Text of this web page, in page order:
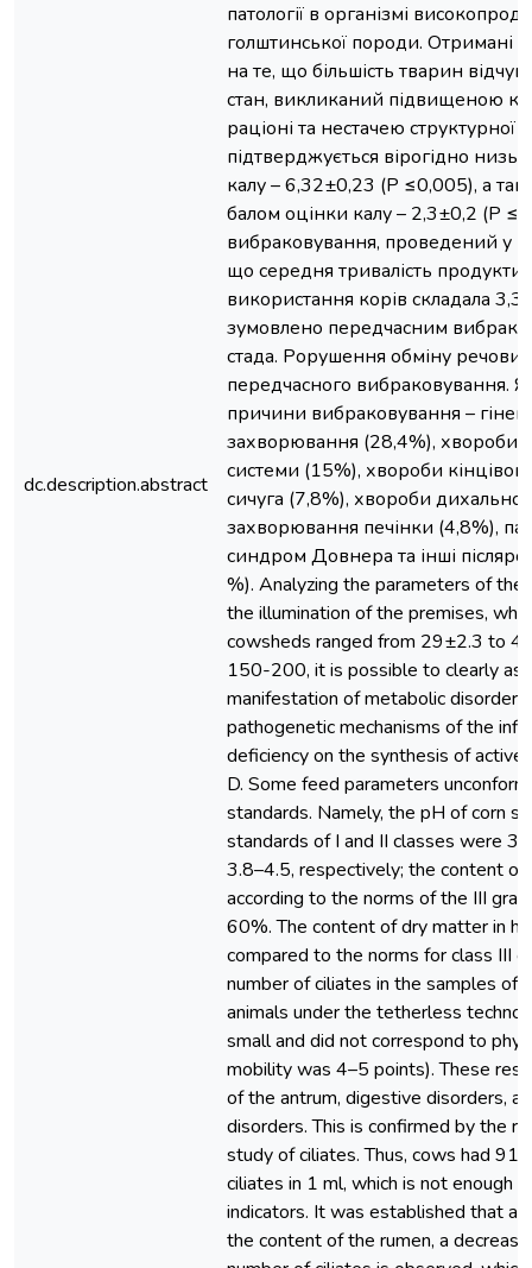
dc.description.abstract
патології в організмі
голштинської породи. Отримані
на те, що більшість тварин
стан, викликаний підвищеною
раціоні та нестачею структурної
підтверджується вірогідно
калу – 6,32±0,23 (Р ≤0,005), а
балом оцінки калу – 2,3±0,2 (Р
вибраковування, проведений у
що середня тривалість
використання корів складала 3,3
зумовлено передчасним
стада. Рорушення обміну
передчасного вибраковування.
причини вибраковування –
захворювання (28,4%), хвороби
системи (15%), хвороби
сичуга (7,8%), хвороби
захворювання печінки (4,8%),
синдром Довнера та інші
%). Analyzing the parameters of the
the illumination of the premises,
cowsheds ranged from 29±2.3 to
150-200, it is possible to clearly
manifestation of metabolic
pathogenetic mechanisms of the
deficiency on the synthesis of
D. Some feed parameters
standards. Namely, the pH of corn
standards of I and II classes were
3.8–4.5, respectively; the content of
according to the norms of the III
60%. The content of dry matter in
compared to the norms for class III
number of ciliates in the samples of
animals under the tetherless
small and did not correspond to
mobility was 4–5 points). These
of the antrum, digestive disorders,
disorders. This is confirmed by the
study of ciliates. Thus, cows had
ciliates in 1 ml, which is not enough
indicators. It was established that
the content of the rumen, a